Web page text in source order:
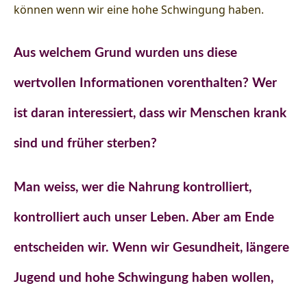
können wenn wir eine hohe Schwingung haben.
Aus welchem Grund wurden uns diese
wertvollen Informationen vorenthalten? Wer
ist daran interessiert, dass wir Menschen krank
sind und früher sterben?
Man weiss, wer die Nahrung kontrolliert,
kontrolliert auch unser Leben. Aber am Ende
entscheiden wir. Wenn wir Gesundheit, längere
Jugend und hohe Schwingung haben wollen,